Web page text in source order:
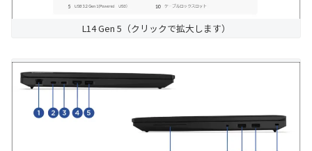
L14 Gen 5（クリックで拡大します）